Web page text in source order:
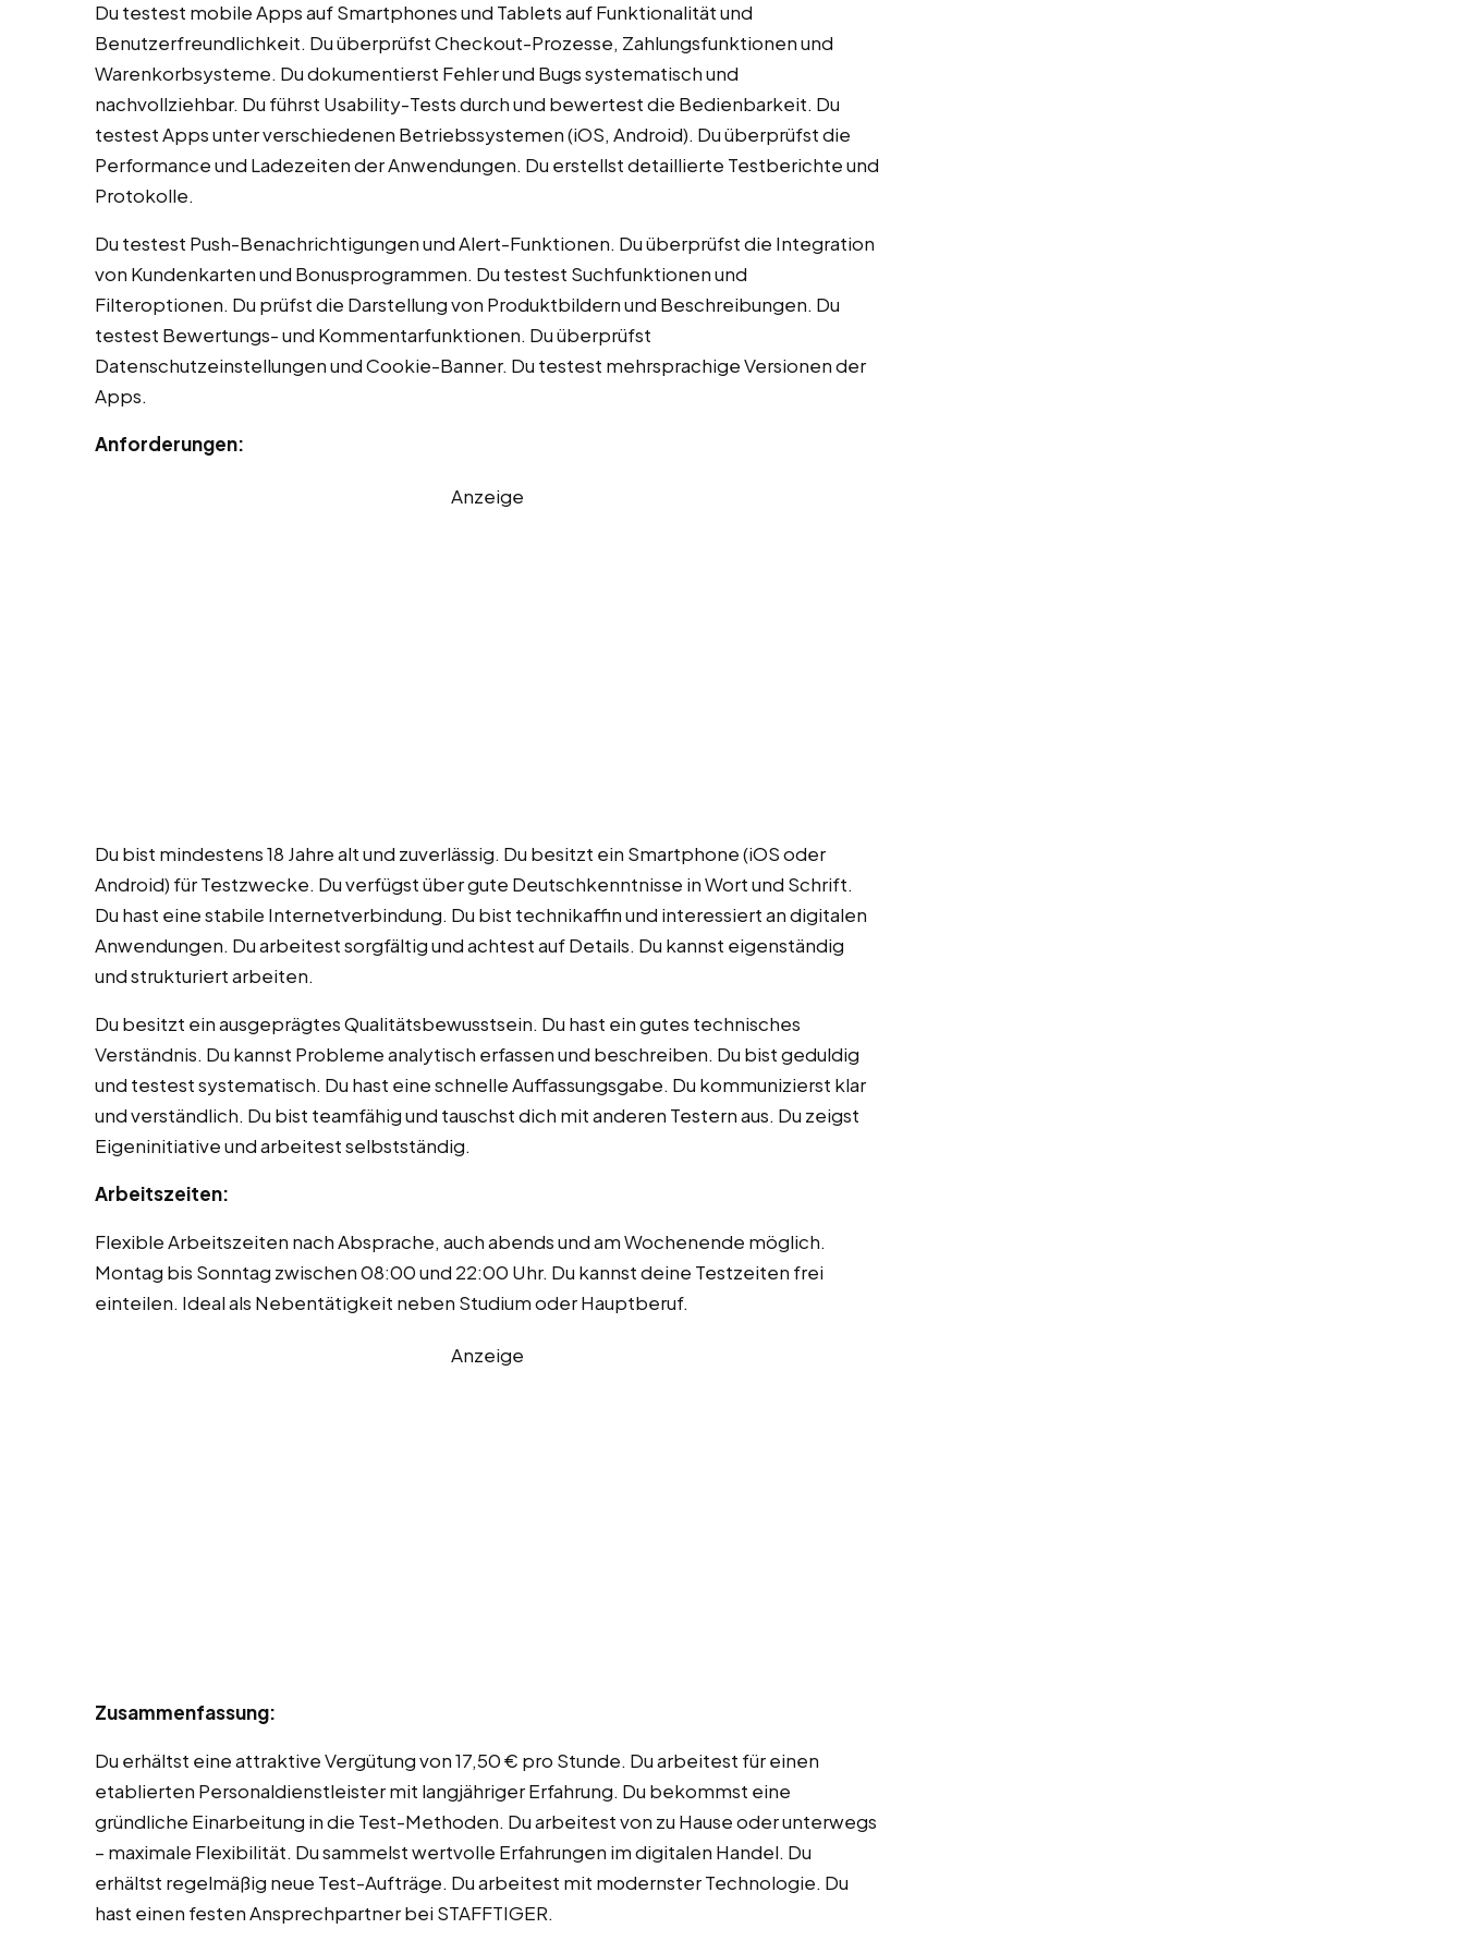
Du testest mobile Apps auf Smartphones und Tablets auf Funktionalität und
Benutzerfreundlichkeit. Du überprüfst Checkout-Prozesse, Zahlungsfunktionen und
Warenkorbsysteme. Du dokumentierst Fehler und Bugs systematisch und
nachvollziehbar. Du führst Usability-Tests durch und bewertest die Bedienbarkeit. Du
testest Apps unter verschiedenen Betriebssystemen (iOS, Android). Du überprüfst die
Performance und Ladezeiten der Anwendungen. Du erstellst detaillierte Testberichte und
Protokolle.
Du testest Push-Benachrichtigungen und Alert-Funktionen. Du überprüfst die Integration
von Kundenkarten und Bonusprogrammen. Du testest Suchfunktionen und
Filteroptionen. Du prüfst die Darstellung von Produktbildern und Beschreibungen. Du
testest Bewertungs- und Kommentarfunktionen. Du überprüfst
Datenschutzeinstellungen und Cookie-Banner. Du testest mehrsprachige Versionen der
Apps.
Anforderungen:
Anzeige
Du bist mindestens 18 Jahre alt und zuverlässig. Du besitzt ein Smartphone (iOS oder
Android) für Testzwecke. Du verfügst über gute Deutschkenntnisse in Wort und Schrift.
Du hast eine stabile Internetverbindung. Du bist technikaffin und interessiert an digitalen
Anwendungen. Du arbeitest sorgfältig und achtest auf Details. Du kannst eigenständig
und strukturiert arbeiten.
Du besitzt ein ausgeprägtes Qualitätsbewusstsein. Du hast ein gutes technisches
Verständnis. Du kannst Probleme analytisch erfassen und beschreiben. Du bist geduldig
und testest systematisch. Du hast eine schnelle Auffassungsgabe. Du kommunizierst klar
und verständlich. Du bist teamfähig und tauschst dich mit anderen Testern aus. Du zeigst
Eigeninitiative und arbeitest selbstständig.
Arbeitszeiten:
Flexible Arbeitszeiten nach Absprache, auch abends und am Wochenende möglich.
Montag bis Sonntag zwischen 08:00 und 22:00 Uhr. Du kannst deine Testzeiten frei
einteilen. Ideal als Nebentätigkeit neben Studium oder Hauptberuf.
Anzeige
Zusammenfassung:
Du erhältst eine attraktive Vergütung von 17,50 € pro Stunde. Du arbeitest für einen
etablierten Personaldienstleister mit langjähriger Erfahrung. Du bekommst eine
gründliche Einarbeitung in die Test-Methoden. Du arbeitest von zu Hause oder unterwegs
– maximale Flexibilität. Du sammelst wertvolle Erfahrungen im digitalen Handel. Du
erhältst regelmäßig neue Test-Aufträge. Du arbeitest mit modernster Technologie. Du
hast einen festen Ansprechpartner bei STAFFTIGER.